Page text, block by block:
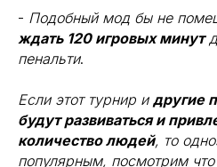
- Подобный мод бы не
ждать 120 игровых минут
пенальти.
Если этот турнир и другие
будут развиваться и
количество людей, то
популярным, посмотрим